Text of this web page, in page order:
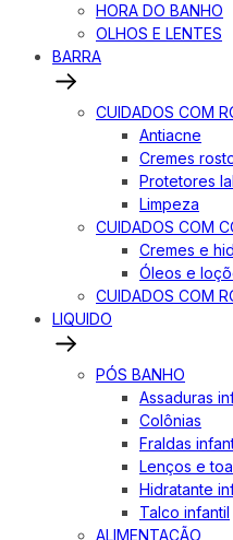
HORA DO BANHO
OLHOS E LENTES
BARRA
CUIDADOS COM
Antiacne
Cremes
Protetores
Limpeza
CUIDADOS COM
Cremes e
Óleos e
CUIDADOS COM
LIQUIDO
PÓS BANHO
Assaduras
Colônias
Fraldas
Lenços e
Hidratante
Talco infantil
ALIMENTAÇÃO